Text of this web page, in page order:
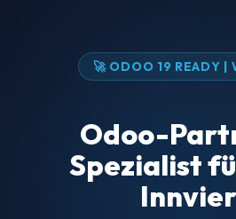
🚀 ODOO 19 READY |
Odoo-
Spezialist